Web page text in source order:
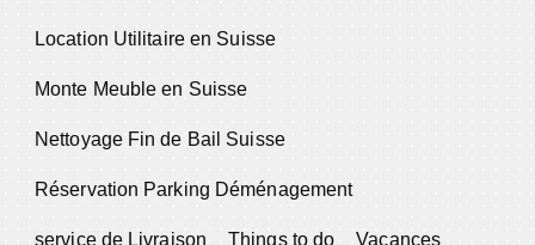
Location Utilitaire en Suisse
Monte Meuble en Suisse
Nettoyage Fin de Bail Suisse
Réservation Parking Déménagement
service de Livraison Things to do Vacances